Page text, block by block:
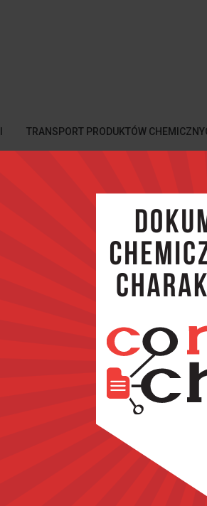
TRANSPORT PRODUKTÓW
Karty